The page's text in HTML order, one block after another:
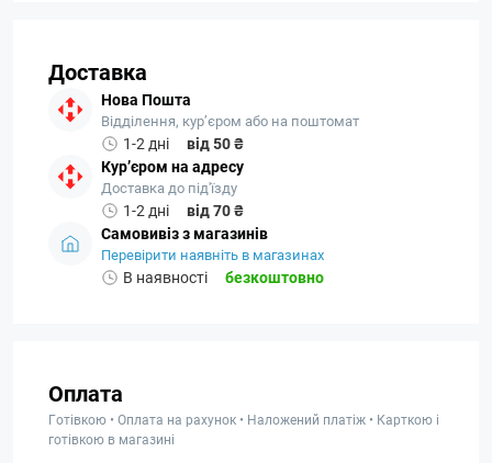
Доставка
Нова Пошта
Відділення, кур’єром або на поштомат
1-2 дні
від 50 ₴
Кур’єром на адресу
Доставка до під'їзду
1-2 дні
від 70 ₴
Самовивіз з магазинів
Перевірити наявніть в магазинах
В наявності безкоштовно
Оплата
Готівкою • Оплата на рахунок • Наложений платіж • Карткою і
готівкою в магазині